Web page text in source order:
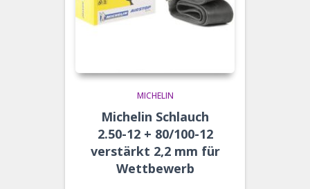
MICHELIN
Michelin Schlauch
2.50-12 + 80/100-12
verstärkt 2,2 mm für
Wettbewerb